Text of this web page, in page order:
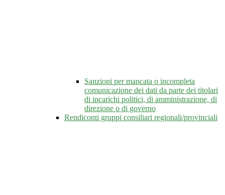
Sanzioni per mancata o incompleta
comunicazione dei dati da parte dei titolari
di incarichi politici, di amministrazione, di
direzione o di governo
Rendiconti gruppi consiliari regionali/provinciali